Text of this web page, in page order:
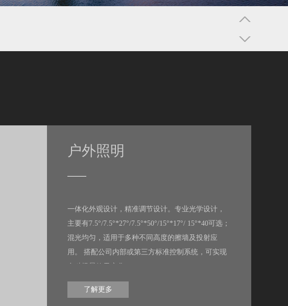
户外照明
一体化外观设计，精准调节设计。专业光学设计，
主要有7.5°/7.5°*27°/7.5°*50°/15°*17°/ 15°*40可选；
混光均匀，适用于多种不同高度的擦墙及投射应
用。 搭配公司内部或第三方标准控制系统，可实现
了解更多